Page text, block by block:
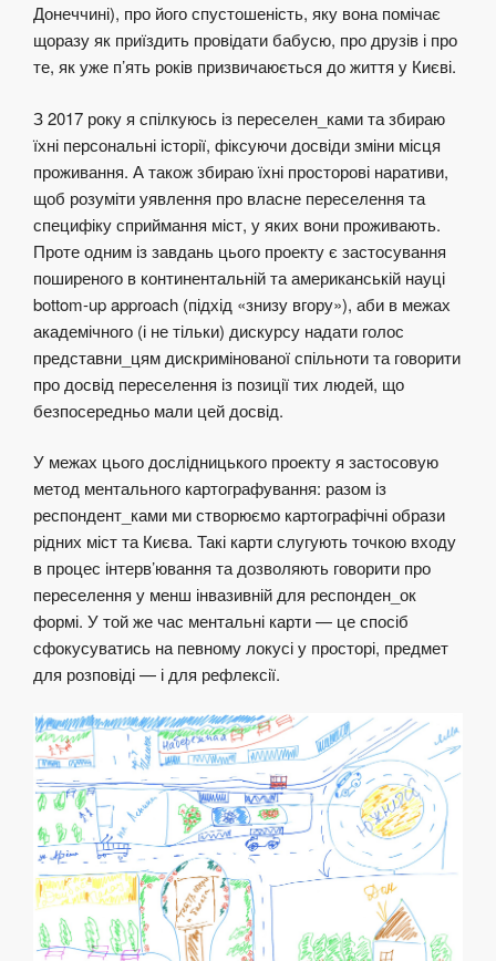
Донеччині), про його спустошеність, яку вона помічає
щоразу як приїздить провідати бабусю, про друзів і про
те, як уже п’ять років призвичаюється до життя у Києві.
З 2017 року я спілкуюсь із переселен_ками та збираю
їхні персональні історії, фіксуючи досвіди зміни місця
проживання. А також збираю їхні просторові наративи,
щоб розуміти уявлення про власне переселення та
специфіку сприймання міст, у яких вони проживають.
Проте одним із завдань цього проекту є застосування
поширеного в континентальній та американській науці
bottom-up approach (підхід «знизу вгору»), аби в межах
академічного (і не тільки) дискурсу надати голос
представни_цям дискримінованої спільноти та говорити
про досвід переселення із позиції тих людей, що
безпосередньо мали цей досвід.
У межах цього дослідницького проекту я застосовую
метод ментального картографування: разом із
респондент_ками ми створюємо картографічні образи
рідних міст та Києва. Такі карти слугують точкою входу
в процес інтерв’ювання та дозволяють говорити про
переселення у менш інвазивній для респонден_ок
формі. У той же час ментальні карти — це спосіб
сфокусуватись на певному локусі у просторі, предмет
для розповіді — і для рефлексії.